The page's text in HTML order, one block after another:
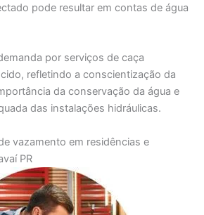
pode resultar em contas de água
por serviços de caça
refletindo a conscientização da
da conservação da água e
das instalações hidráulicas.
vazamento em residências e
PR